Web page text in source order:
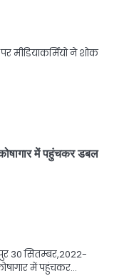
मीडियाकर्मियो ने शोक
में पहुंचकर डबल
30 सितम्बर,2022-
में पहुंचकर…